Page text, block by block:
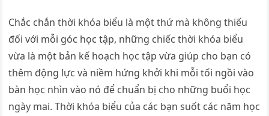
Chắc chắn thời khóa biểu là một thứ mà không thiếu
đối với mỗi góc học tập, những chiếc thời khóa biểu
vừa là một bản kế hoạch học tập vừa giúp cho bạn có
thêm động lực và niềm hứng khởi khi mỗi tối ngồi vào
bàn học nhìn vào nó để chuẩn bị cho những buổi học
ngày mai. Thời khóa biểu của các bạn suốt các năm học